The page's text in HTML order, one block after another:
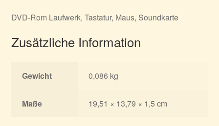
DVD-Rom Laufwerk, Tastatur, Maus, Soundkarte
Zusätzliche Information
Gewicht 0,086 kg
Maße 19,51 × 13,79 × 1,5 cm